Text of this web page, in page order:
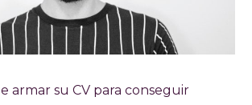
armar su CV para conseguir